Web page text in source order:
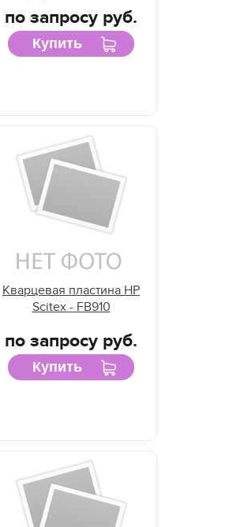
по запросу руб.
Купить
Кварцевая пластина HP
Scitex - FB910
по запросу руб.
Купить